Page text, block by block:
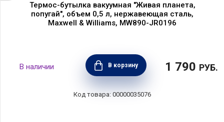
Термос-бутылка вакуумная "Живая планета,
попугай", объем 0,5 л, нержавеющая сталь,
Maxwell & Williams, MW890-JR0196
В корзину 1 790 РУБ.
00000035076